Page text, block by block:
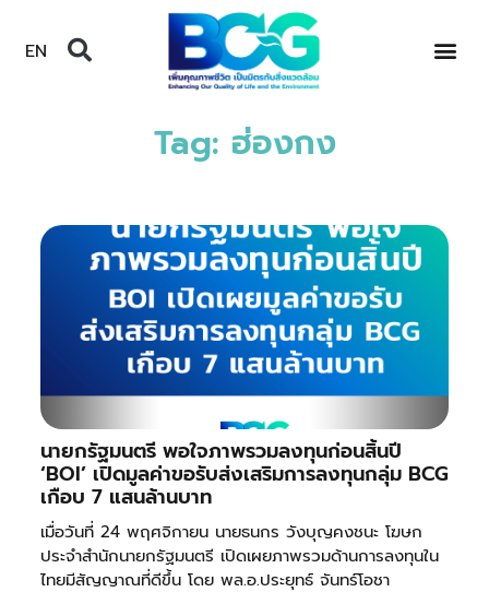
EN
Tag: ฮ่องกง
นายกรัฐมนตรี พอใจภาพรวมลงทุนก่อนสิ้นปี
‘BOI’ เปิดมูลค่าขอรับส่งเสริมการลงทุนกลุ่ม BCG
เกือบ 7 แสนล้านบาท
เมื่อวันที่ 24 พฤศจิกายน นายธนกร วังบุญคงชนะ โฆษก
ประจำสำนักนายกรัฐมนตรี เปิดเผยภาพรวมด้านการลงทุนใน
ไทยมีสัญญาณที่ดีขึ้น โดย พล.อ.ประยุทธ์ จันทร์โอชา